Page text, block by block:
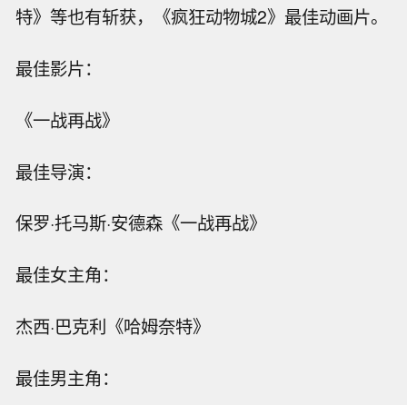
特》等也有斩获，《疯狂动物城2》最佳动画片。
最佳影片：
《一战再战》
最佳导演：
保罗·托马斯·安德森《一战再战》
最佳女主角：
杰西·巴克利《哈姆奈特》
最佳男主角：